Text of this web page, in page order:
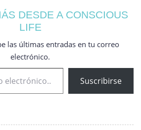
DESDE A CONSCIOUS
LIFE
las últimas entradas en tu correo
electrónico.
Suscribirse